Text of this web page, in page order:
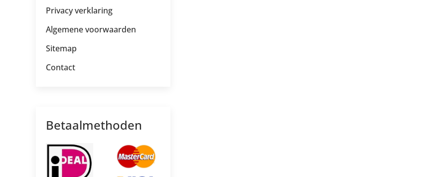
Privacy verklaring
Algemene voorwaarden
Sitemap
Contact
Betaalmethoden